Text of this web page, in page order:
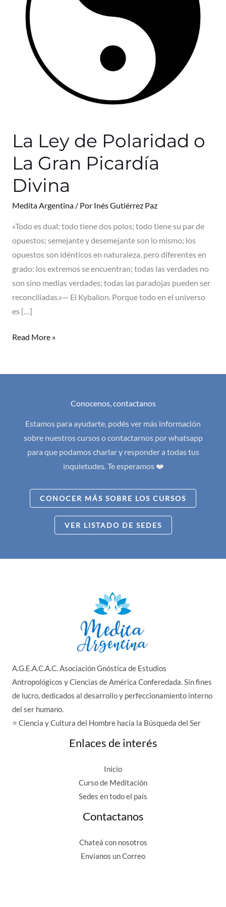
La Ley de Polaridad o
La Gran Picardía
Divina
Medita Argentina/ Por Inés Gutiérrez Paz
«Todo es dual; todo tiene dos polos; todo tiene su par de
opuestos; semejante y desemejante son lo mismo; los
opuestos son idénticos en naturaleza, pero diferentes en
grado: los extremos se encuentran; todas las verdades no
son sino medias verdades; todas las paradojas pueden ser
reconciliadas.»— El Kybalion. Porque todo en el universo
es […]
Gran
Picardía
Divina
Read More »
Conocenos, contactanos
Estamos para ayudarte, podés ver más información
sobre nuestros cursos o contactarnos por whatsapp
para que podamos charlar y responder a todas tus
inquietudes. Te esperamos ❤️
CONOCER MÁS SOBRE LOS CURSOS
VER LISTADO DE SEDES
A.G.E.A.C.A.C. Asociación Gnóstica de Estudios
Antropológicos y Ciencias de América Conferedada. Sin fines
de lucro, dedicados al desarrollo y perfeccionamiento interno
del ser humano.
⭐ Ciencia y Cultura del Hombre hacia la Búsqueda del Ser
Enlaces de interés
Inicio
Curso de Meditación
Sedes en todo el país
Contactanos
Chateá con nosotros
Envianos un Correo